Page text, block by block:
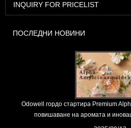
INQUIRY FOR PRICELIST
ПОСЛЕДНИ НОВИНИ
Odowell гордо стартира Premium
повишаване на аромата и